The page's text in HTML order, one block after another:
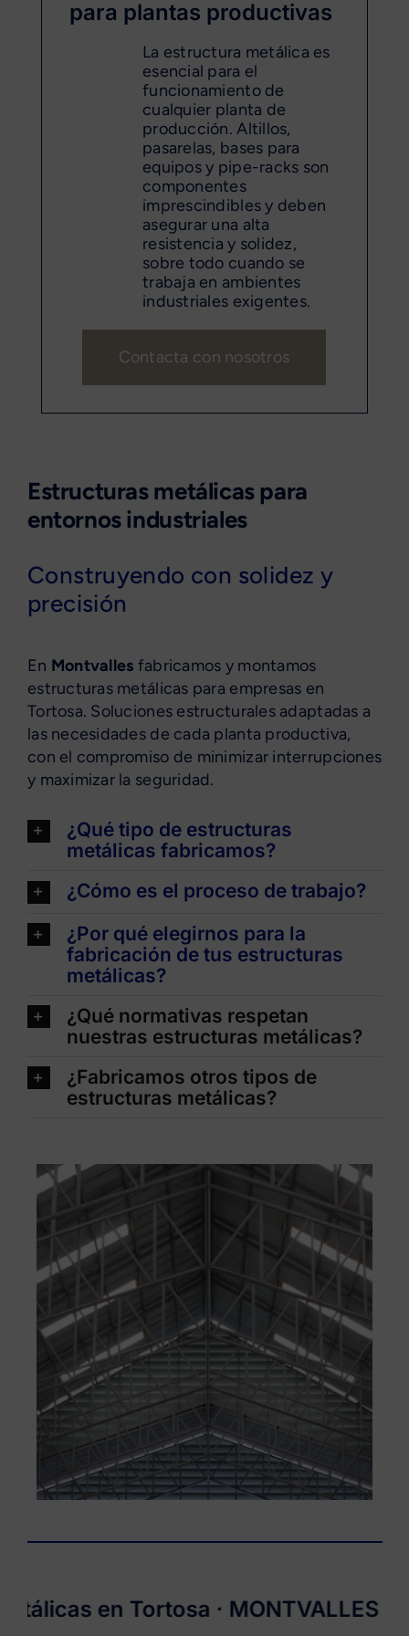
para plantas productivas
La estructura metálica es
esencial para el
funcionamiento de
cualquier planta de
producción. Altillos,
pasarelas, bases para
equipos y pipe-racks son
componentes
imprescindibles y deben
asegurar una alta
resistencia y solidez,
sobre todo cuando se
trabaja en ambientes
industriales exigentes.
Contacta con nosotros
Estructuras metálicas para
entornos industriales
Construyendo con solidez y
precisión
En Montvalles fabricamos y montamos
estructuras metálicas para empresas en
Tortosa. Soluciones estructurales adaptadas a
las necesidades de cada planta productiva,
con el compromiso de minimizar interrupciones
y maximizar la seguridad.
¿Qué tipo de estructuras
metálicas fabricamos?
¿Cómo es el proceso de trabajo?
¿Por qué elegirnos para la
fabricación de tus estructuras
metálicas?
¿Qué normativas respetan
nuestras estructuras metálicas?
¿Fabricamos otros tipos de
estructuras metálicas?
en Tortosa ·MONTVALLES·